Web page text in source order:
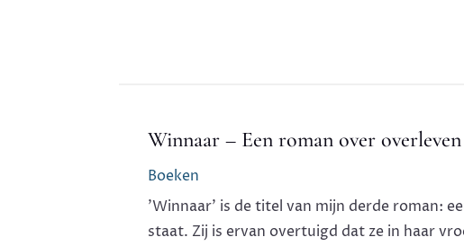
Winnaar – Een roman over
Boeken
'Winnaar' is de titel van mijn derde roman:
staat. Zij is ervan overtuigd dat ze in haar